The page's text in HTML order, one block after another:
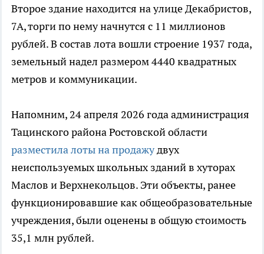
Второе здание находится на улице Декабристов,
7А, торги по нему начнутся с 11 миллионов
рублей. В состав лота вошли строение 1937 года,
земельный надел размером 4440 квадратных
метров и коммуникации.
Напомним, 24 апреля 2026 года администрация
Тацинского района Ростовской области
разместила лоты на продажудвух
неиспользуемых школьных зданий в хуторах
Маслов и Верхнекольцов. Эти объекты, ранее
функционировавшие как общеобразовательные
учреждения, были оценены в общую стоимость
35,1 млн рублей.